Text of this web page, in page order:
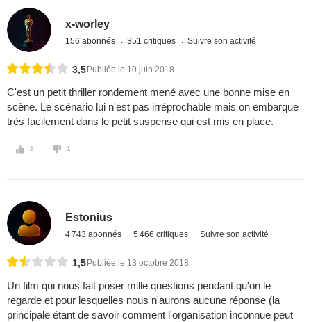
x-worley
156 abonnés 351 critiques Suivre son activité
3,5 Publiée le 10 juin 2018
C'est un petit thriller rondement mené avec une bonne mise en
scène. Le scénario lui n'est pas irréprochable mais on embarque
très facilement dans le petit suspense qui est mis en place.
3 1
Estonius
4 743 abonnés 5 466 critiques Suivre son activité
1,5 Publiée le 13 octobre 2018
Un film qui nous fait poser mille questions pendant qu'on le
regarde et pour lesquelles nous n'aurons aucune réponse (la
principale étant de savoir comment l'organisation inconnue peut